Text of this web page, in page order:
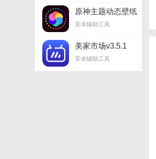
原神主题动态壁纸
v3.14
安卓辅助工具
美家市场v3.5.1
安卓辅助工具